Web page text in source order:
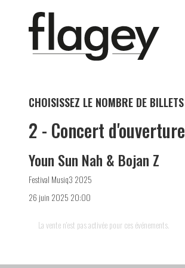
CHOISISSEZ LE NOMBRE DE BILLETS
2 - Concert d'ouverture
Youn Sun Nah & Bojan Z
Festival Musiq3 2025
26 juin 2025 20:00
La vente n'est pas activée pour ces événements.